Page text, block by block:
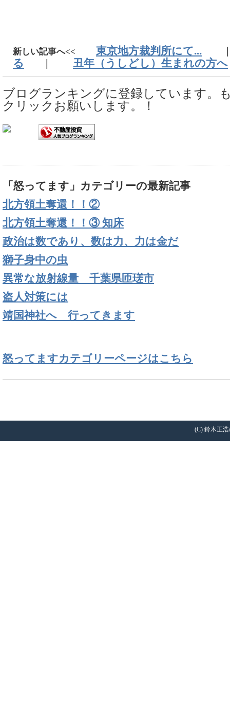
新しい記事へ<< 東京地方裁判所にて...
る
丑年（うしどし）生まれの方へ
ブログランキングに登録しています。
クリックお願いします。！
「怒ってます」カテゴリーの最新記事
北方領土奪還！！②
北方領土奪還！！③ 知床
政治は数であり、数は力、力は金だ
獅子身中の虫
異常な放射線量 千葉県匝瑳市
盗人対策には
靖国神社へ 行ってきます
怒ってますカテゴリーページはこちら
(C) 鈴木正